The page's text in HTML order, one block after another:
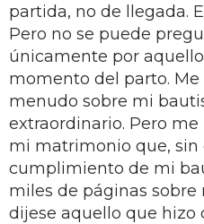
partida, no de llegada.
Pero no se puede
únicamente por
momento del parto.
menudo sobre mi
extraordinario. Pero
mi matrimonio que, sin
cumplimiento de mi
miles de páginas sobre
dijese aquello que hizo